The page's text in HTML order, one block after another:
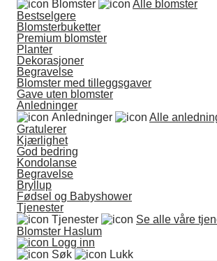
Blomster
Alle blomster
Bestselgere
Blomsterbuketter
Premium blomster
Planter
Dekorasjoner
Begravelse
Blomster med tilleggsgaver
Gave uten blomster
Anledninger
Anledninger
Alle
Gratulerer
Kjærlighet
God bedring
Kondolanse
Begravelse
Bryllup
Fødsel og Babyshower
Tjenester
Tjenester
Se alle våre
Blomster Haslum
Logg inn
Søk
Lukk